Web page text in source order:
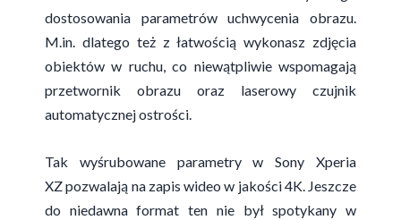
dostosowania parametrów uchwycenia obrazu.
M.in. dlatego też z łatwością wykonasz zdjęcia
obiektów w ruchu, co niewątpliwie wspomagają
przetwornik obrazu oraz laserowy czujnik
automatycznej ostrości.
Tak wyśrubowane parametry w Sony Xperia
XZ pozwalają na zapis wideo w jakości 4K. Jeszcze
do niedawna format ten nie był spotykany w